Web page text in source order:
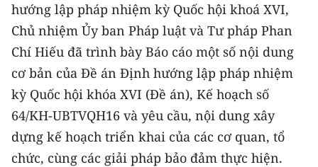
Y TẾ
KHOA HỌC - CÔNG NGHỆ
MÔI TRƯỜNG
BẠN ĐỌC
KIỂM CHỨNG THÔNG TIN
hướng lập pháp nhiệm kỳ Quốc hội khoá XVI,
Chủ nhiệm Ủy ban Pháp luật và Tư pháp Phan
Chí Hiếu đã trình bày Báo cáo một số nội dung
cơ bản của Đề án Định hướng lập pháp nhiệm
kỳ Quốc hội khóa XVI (Đề án), Kế hoạch số
64/KH-UBTVQH16 và yêu cầu, nội dung xây
dựng kế hoạch triển khai của các cơ quan, tổ
chức, cùng các giải pháp bảo đảm thực hiện.